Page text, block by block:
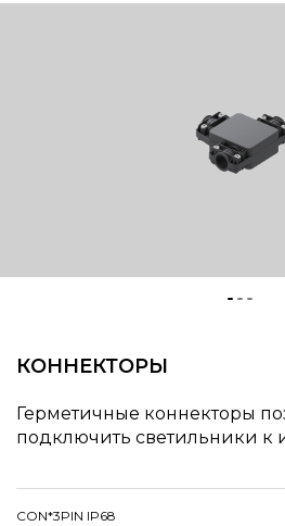
КОННЕКТОРЫ
Герметичные коннекторы
подключить светильники к
CON*3PIN IP68